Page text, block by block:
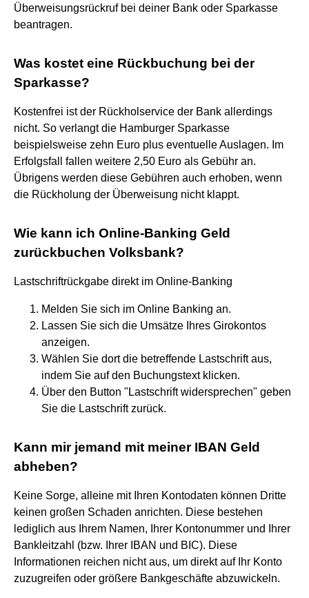
Überweisungsrückruf bei deiner Bank oder Sparkasse
beantragen.
Was kostet eine Rückbuchung bei der
Sparkasse?
Kostenfrei ist der Rückholservice der Bank allerdings
nicht. So verlangt die Hamburger Sparkasse
beispielsweise zehn Euro plus eventuelle Auslagen. Im
Erfolgsfall fallen weitere 2,50 Euro als Gebühr an.
Übrigens werden diese Gebühren auch erhoben, wenn
die Rückholung der Überweisung nicht klappt.
Wie kann ich Online-Banking Geld
zurückbuchen Volksbank?
Lastschriftrückgabe direkt im Online-Banking
Melden Sie sich im Online Banking an.
Lassen Sie sich die Umsätze Ihres Girokontos
anzeigen.
Wählen Sie dort die betreffende Lastschrift aus,
indem Sie auf den Buchungstext klicken.
Über den Button "Lastschrift widersprechen" geben
Sie die Lastschrift zurück.
Kann mir jemand mit meiner IBAN Geld
abheben?
Keine Sorge, alleine mit Ihren Kontodaten können Dritte
keinen großen Schaden anrichten. Diese bestehen
lediglich aus Ihrem Namen, Ihrer Kontonummer und Ihrer
Bankleitzahl (bzw. Ihrer IBAN und BIC). Diese
Informationen reichen nicht aus, um direkt auf Ihr Konto
zuzugreifen oder größere Bankgeschäfte abzuwickeln.